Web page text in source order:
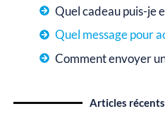
Articles récents